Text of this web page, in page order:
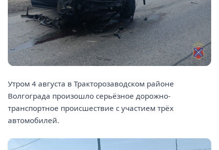
Утром 4 августа в Тракторозаводском районе
Волгограда произошло серьёзное дорожно-
транспортное происшествие с участием трёх
автомобилей.